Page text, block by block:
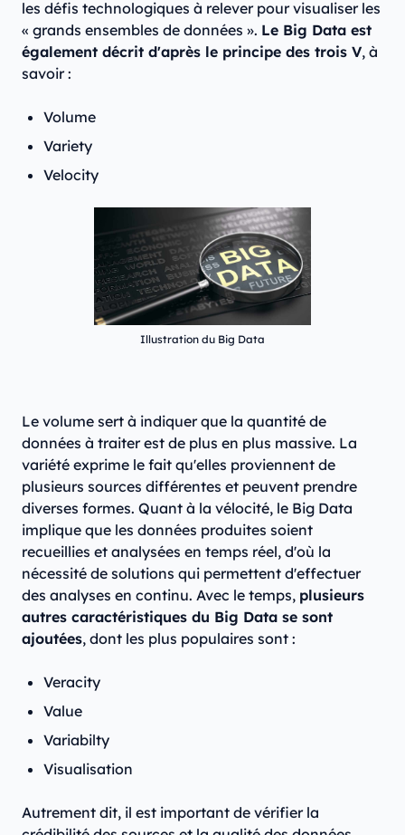
les défis technologiques à relever pour visualiser les
« grands ensembles de données ». Le Big Data est
également décrit d'après le principe des trois V, à
savoir :
Volume
Variety
Velocity
Illustration du Big Data
Le volume sert à indiquer que la quantité de
données à traiter est de plus en plus massive. La
variété exprime le fait qu'elles proviennent de
plusieurs sources différentes et peuvent prendre
diverses formes. Quant à la vélocité, le Big Data
implique que les données produites soient
recueillies et analysées en temps réel, d'où la
nécessité de solutions qui permettent d'effectuer
des analyses en continu. Avec le temps, plusieurs
autres caractéristiques du Big Data se sont
ajoutées, dont les plus populaires sont :
Veracity
Value
Variabilty
Visualisation
Autrement dit, il est important de vérifier la